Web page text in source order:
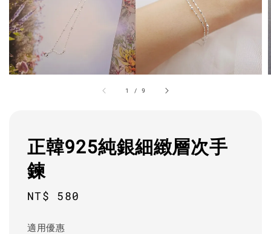
1 /9
正韓925純銀細緻層次手
鍊
Regular
NT$ 580
適用優惠